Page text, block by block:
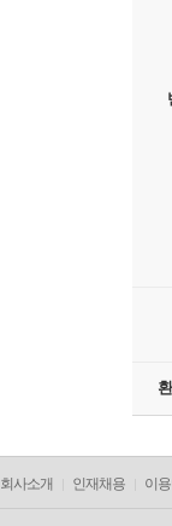
회사소개 인재채용 이